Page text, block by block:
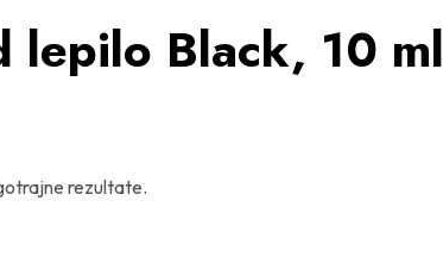
lepilo Black, 10 ml
rezultate.